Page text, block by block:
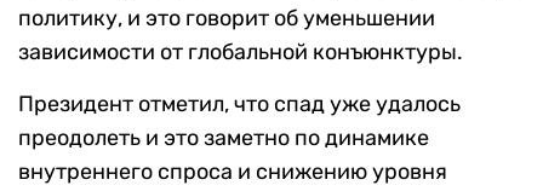
политику, и это говорит об уменьшении
зависимости от глобальной конъюнктуры.
Президент отметил, что спад уже удалось
преодолеть и это заметно по динамике
внутреннего спроса и снижению уровня